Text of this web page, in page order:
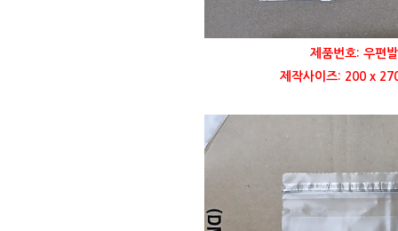
제품번호: 우편
제작사이즈: 200 x